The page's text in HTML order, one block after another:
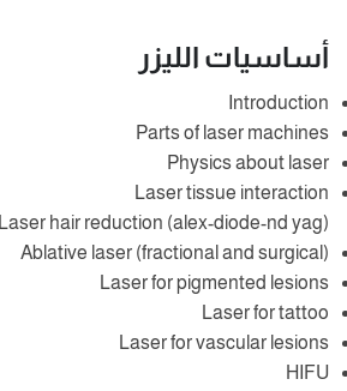
أساسيات الليزر
Introduction
Parts of laser machines
Physics about laser
Laser tissue interaction
Laser hair reduction (alex-diode-nd yag)
Ablative laser (fractional and surgical)
Laser for pigmented lesions
Laser for tattoo
Laser for vascular lesions
HIFU